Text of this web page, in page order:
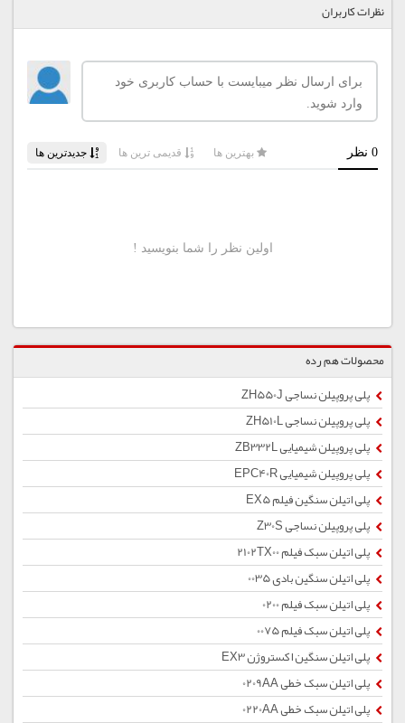
نظرات کاربران
محصولات هم رده
پلی پروپیلن نساجی ZH550J
پلی پروپیلن نساجی ZH510L
پلی پروپیلن شیمیایی ZB332L
پلی پروپیلن شیمیایی EPC40R
پلی اتیلن سنگین فیلم EX5
پلی پروپیلن نساجی Z30S
پلی اتیلن سبک فیلم 2102TX00
پلی اتیلن سنگین بادی 0035
پلی اتیلن سبک فیلم 0200
پلی اتیلن سبک فیلم 0075
پلی اتیلن سنگین اکستروژن EX3
پلی اتیلن سبک خطی 0209AA
پلی اتیلن سبک خطی 0220AA